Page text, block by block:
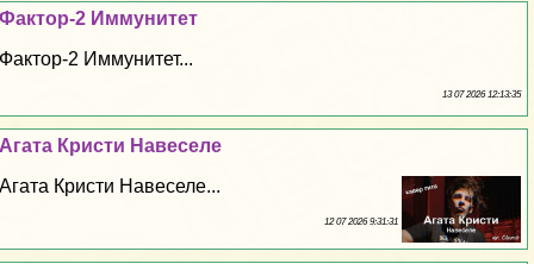
Фактор-2 Иммунитет
Фактор-2 Иммунитет...
13 07 2026 12:13:35
Агата Кристи Навеселе
Агата Кристи Навеселе...
12 07 2026 9:31:31